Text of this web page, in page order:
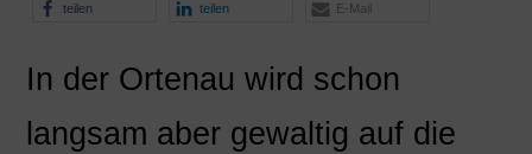
teilen teilen E-Mail
In der Ortenau wird schon
langsam aber gewaltig auf die